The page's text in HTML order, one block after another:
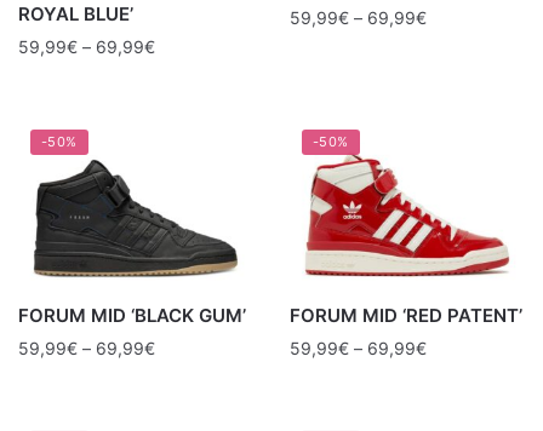
ROYAL BLUE’
59,99€ – 69,99€
59,99€ – 69,99€
-50%
FORUM MID ‘BLACK GUM’
59,99€ – 69,99€
-50%
FORUM MID ‘RED PATENT’
59,99€ – 69,99€